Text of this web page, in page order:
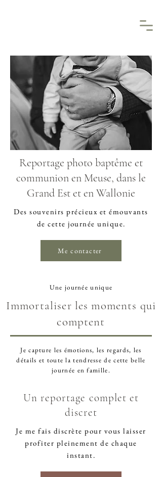
Reportage photo baptême et
communion en Meuse, dans le
Grand Est et en Wallonie
Des souvenirs précieux et émouvants
de cette journée unique.
Me contacter
Une journée unique
Immortaliser les moments qui
comptent
Je capture les émotions, les regards, les
détails et toute la tendresse de cette belle
journée en famille.
Un reportage complet et
discret
Je me fais discrète pour vous laisser
profiter pleinement de chaque
instant.